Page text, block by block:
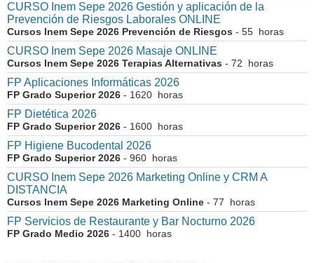
CURSO Inem Sepe 2026 Gestión y aplicación de la
Prevención de Riesgos Laborales ONLINE
Cursos Inem Sepe 2026 Prevención de Riesgos - 55 horas
CURSO Inem Sepe 2026 Masaje ONLINE
Cursos Inem Sepe 2026 Terapias Alternativas - 72 horas
FP Aplicaciones Informáticas 2026
FP Grado Superior 2026 - 1620 horas
FP Dietética 2026
FP Grado Superior 2026 - 1600 horas
FP Higiene Bucodental 2026
FP Grado Superior 2026 - 960 horas
CURSO Inem Sepe 2026 Marketing Online y CRM A
DISTANCIA
Cursos Inem Sepe 2026 Marketing Online - 77 horas
FP Servicios de Restaurante y Bar Nocturno 2026
FP Grado Medio 2026 - 1400 horas